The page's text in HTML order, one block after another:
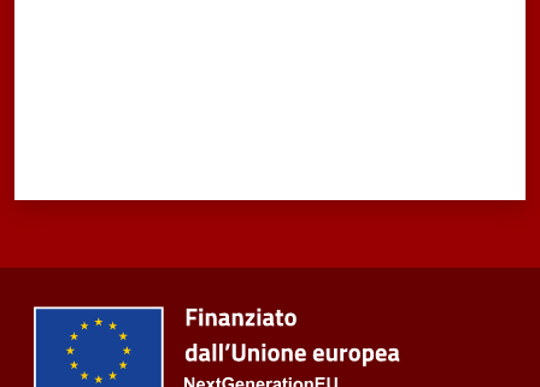
pretorio
Tutti
argomenti...